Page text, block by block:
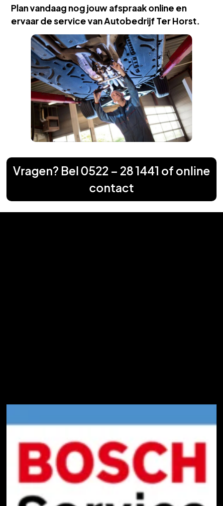
Plan vandaag nog jouw afspraak online en
ervaar de service van Autobedrijf Ter Horst.
Vragen? Bel 0522 – 28 1441 of online
contact